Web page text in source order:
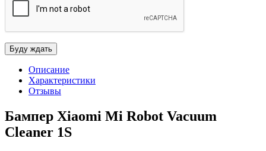
Описание
Характеристики
Отзывы
Бампер Xiaomi Mi Robot Vacuum
Cleaner 1S